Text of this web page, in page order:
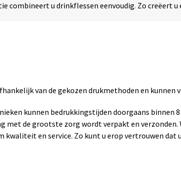
combineert u drinkflessen eenvoudig. Zo creëert
van de gekozen drukmethoden en kunnen
kunnen bedrukkingstijden doorgaans binnen
met de grootste zorg wordt verpakt en
kwaliteit en service. Zo kunt u erop vertrouwen